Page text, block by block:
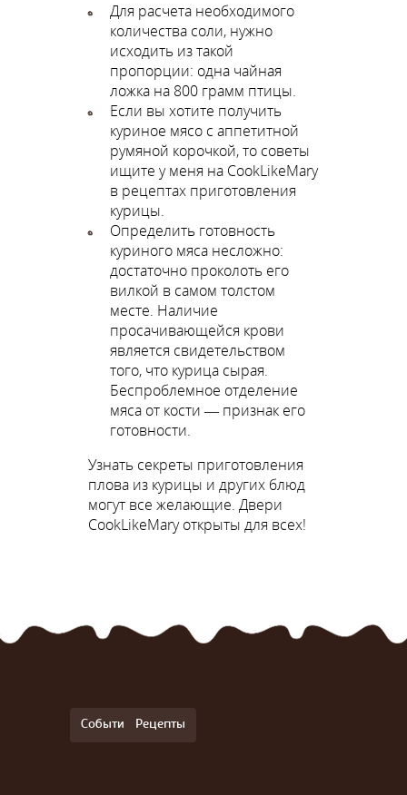
Для расчета необходимого
количества соли, нужно
исходить из такой
пропорции: одна чайная
ложка на 800 грамм птицы.
Если вы хотите получить
куриное мясо с аппетитной
румяной корочкой, то советы
ищите у меня на CookLikeMary
в рецептах приготовления
курицы.
Определить готовность
куриного мяса несложно:
достаточно проколоть его
вилкой в самом толстом
месте. Наличие
просачивающейся крови
является свидетельством
того, что курица сырая.
Беспроблемное отделение
мяса от кости — признак его
готовности.
Узнать секреты приготовления
плова из курицы и других блюд
могут все желающие. Двери
CookLikeMary открыты для всех!
События Рецепты